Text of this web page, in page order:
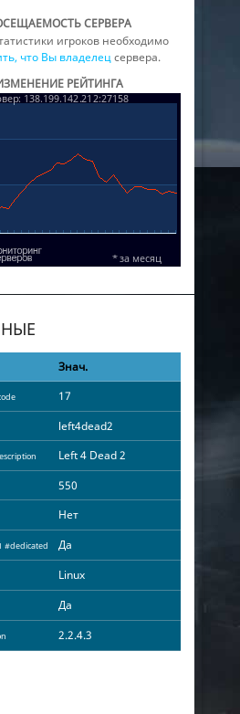
СЕРВЕРА
игроков необходимо
что Вы владелецсервера.
РЕЙТИНГА
Знач.
17
left4dead2
Left 4 Dead 2
550
Нет
#dedicated
Да
Linux
Да
2.2.4.3